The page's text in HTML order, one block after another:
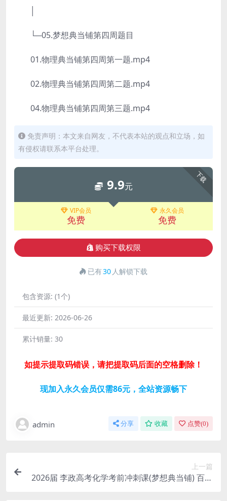
└─05.梦想典当铺第四周题目
01.物理典当铺第四周第一题.mp4
02.物理典当铺第四周第二题.mp4
04.物理典当铺第四周第三题.mp4
免责声明：本文来自网友，不代表本站的观点和立场，如
有侵权请联系本平台处理。
下载
9.9元
VIP会员
免费
永久会员
免费
购买下载权限
已有30 人解锁下载
包含资源: (1个)
最近更新: 2026-06-26
累计销量: 30
如提示提取码错误，请把提取码后面的空格删除！
现加入永久会员仅需86元，全站资源畅下
admin 分享 收藏 点赞(0)
上一篇
2026届 李政高考化学考前冲刺课(梦想典当铺) 百度